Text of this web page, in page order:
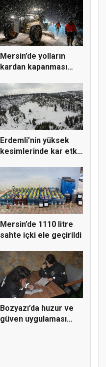
Mersin’de yolların
kardan kapanması
Erdemli’nin yüksek
kesimlerinde kar etkili
Mersin’de 1110 litre
sahte içki ele geçirildi
Bozyazı’da huzur ve
güven uygulaması